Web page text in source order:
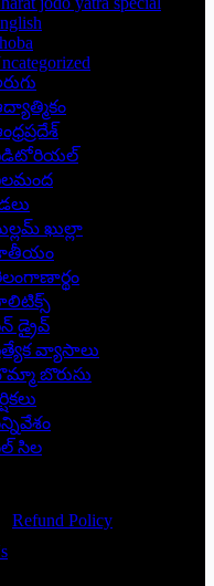
ఖుల్లా
డ్రైవ్
వ్యాసాలు
బొరుసు
సిల
Refund Policy